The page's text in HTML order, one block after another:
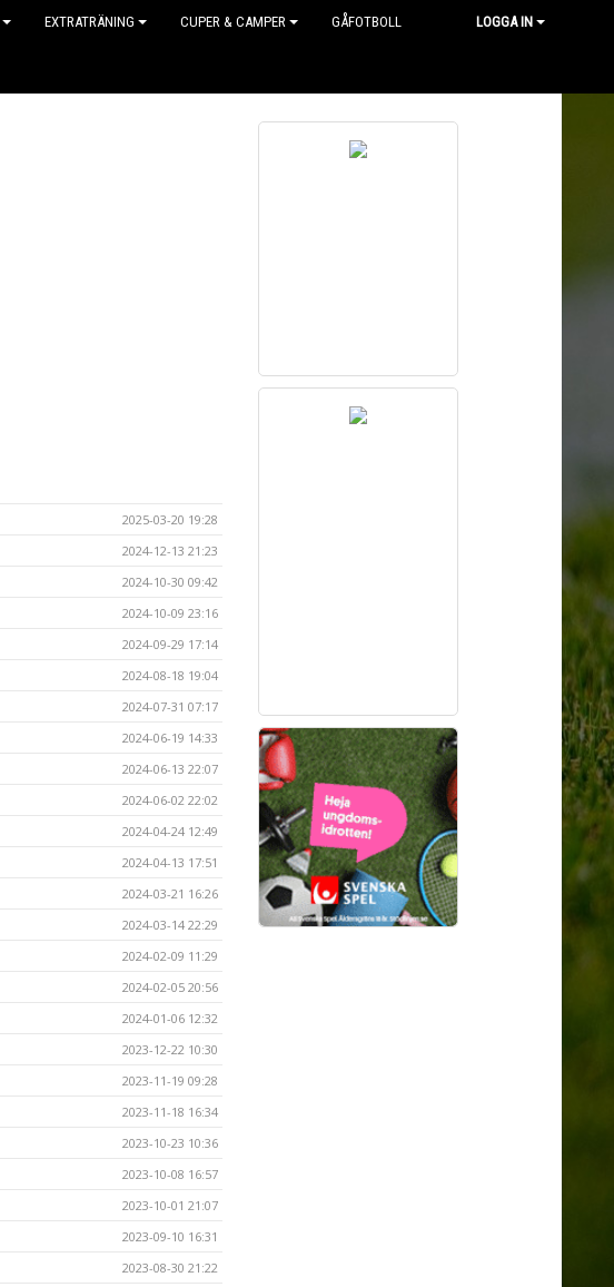
EXTRATRÄNING CUPER & CAMPER GÅFOTBOLL LOGGA IN
2025-03-20 19:28
2024-12-13 21:23
2024-10-30 09:42
2024-10-09 23:16
2024-09-29 17:14
2024-08-18 19:04
2024-07-31 07:17
2024-06-19 14:33
2024-06-13 22:07
2024-06-02 22:02
2024-04-24 12:49
2024-04-13 17:51
2024-03-21 16:26
2024-03-14 22:29
2024-02-09 11:29
2024-02-05 20:56
2024-01-06 12:32
2023-12-22 10:30
2023-11-19 09:28
2023-11-18 16:34
2023-10-23 10:36
2023-10-08 16:57
2023-10-01 21:07
2023-09-10 16:31
2023-08-30 21:22